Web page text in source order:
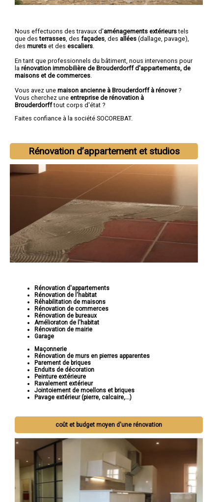
Nous effectuons des travaux d'aménagements extérieurstels
que desterrasses , des façades , des allées (dallage, pavage),
des murets et des escaliers
En tant que professionnels du bâtiment, nous intervenons pour
la rénovation immobilière de Brouderdorff d'appartements, de
maisons et de commerces
Vous avez une maison ancienne à Brouderdorff à rénover?
Vous cherchez une entreprise de rénovation à
Brouderdorfftout corps d'état ?
Faites confiance à la société SOCOREBAT.
Rénovation d’appartement et studios
Rénovation d'appartements
Rénovation de l'habitat
Réhabilitation de maisons
Rénovation de commerces
Rénovation de bureaux
Amélioraton de l'habitat
Rénovation de mairie
Garage
Maçonnerie
Rénovation de murs en pierres apparentes
Parement de briques
Enduits de décoration
Peinture extérieure
Ravalement extérieur
Jointoiement de moellons et briques
Pavage extérieur (pierre, calcaire,...)
coût et budget moyen d'une rénovation